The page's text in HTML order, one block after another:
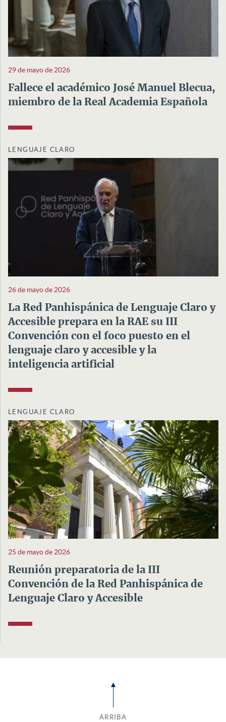
29 de mayo de 2026
Fallece el académico José Manuel Blecua,
miembro de la Real Academia Española
LENGUAJE CLARO
26 de mayo de 2026
La Red Panhispánica de Lenguaje Claro y
Accesible prepara en la RAE su III
Convención con el foco puesto en el
lenguaje claro y accesible y la
inteligencia artificial
LENGUAJE CLARO
25 de mayo de 2026
Reunión preparatoria de la III
Convención de la Red Panhispánica de
Lenguaje Claro y Accesible
ARRIBA